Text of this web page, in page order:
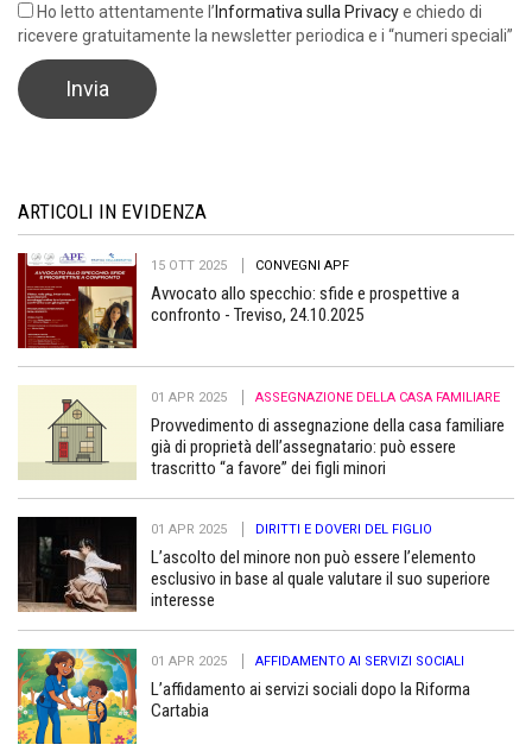
Ho letto attentamente l’ Informativa sulla Privacye chiedo di
ricevere gratuitamente la newsletter periodica e i “numeri speciali”
ARTICOLI IN EVIDENZA
15 OTT 2025 CONVEGNI APF
Avvocato allo specchio: sfide e prospettive a
confronto - Treviso, 24.10.2025
01 APR 2025 ASSEGNAZIONE DELLA CASA FAMILIARE
Provvedimento di assegnazione della casa familiare
già di proprietà dell’assegnatario: può essere
trascritto “a favore” dei figli minori
01 APR 2025 DIRITTI E DOVERI DEL FIGLIO
L’ascolto del minore non può essere l’elemento
esclusivo in base al quale valutare il suo superiore
interesse
01 APR 2025 AFFIDAMENTO AI SERVIZI SOCIALI
L’affidamento ai servizi sociali dopo la Riforma
Cartabia